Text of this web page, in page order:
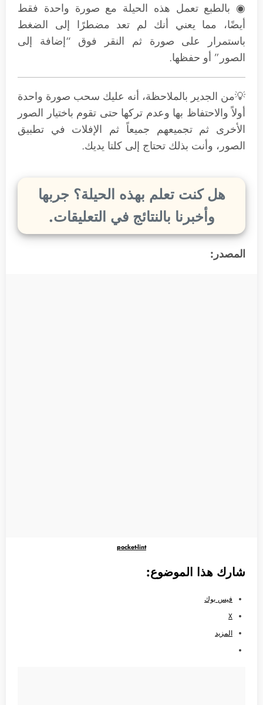
◉ بالطبع تعمل هذه الحيلة مع صورة واحدة فقط
أيضًا، مما يعني أنك لم تعد مضطرًا إلى الضغط
باستمرار على صورة ثم النقر فوق “إضافة إلى
الصور” أو حفظها.
💡من الجدير بالملاحظة، أنه عليك سحب صورة واحدة
أولاً والاحتفاظ بها وعدم تركها حتى تقوم باختيار الصور
الأخرى ثم تجميعهم جميعاً ثم الإفلات في تطبيق
الصور، وأنت بذلك تحتاج إلى كلتا يديك.
هل كنت تعلم بهذه الحيلة؟ جربها
وأخبرنا بالنتائج في التعليقات.
المصدر:
pocket-lint
شارك هذا الموضوع:
فيس بوك
X
المزيد